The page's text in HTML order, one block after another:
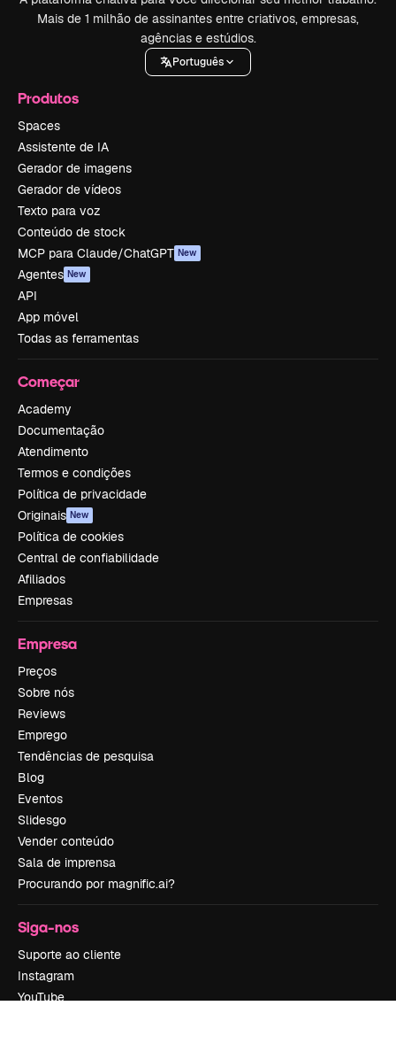
Mais de 1 milhão de assinantes entre criativos, empresas,
agências e estúdios.
Português
Produtos
Spaces
Assistente de IA
Gerador de imagens
Gerador de vídeos
Texto para voz
Conteúdo de stock
MCP para Claude/ChatGPT New
Agentes New
API
App móvel
Todas as ferramentas
Começar
Academy
Documentação
Atendimento
Termos e condições
Política de privacidade
Originais New
Política de cookies
Central de confiabilidade
Afiliados
Empresas
Empresa
Preços
Sobre nós
Reviews
Emprego
Tendências de pesquisa
Blog
Eventos
Slidesgo
Vender conteúdo
Sala de imprensa
Procurando por magnific.ai?
Siga-nos
Suporte ao cliente
Instagram
YouTube